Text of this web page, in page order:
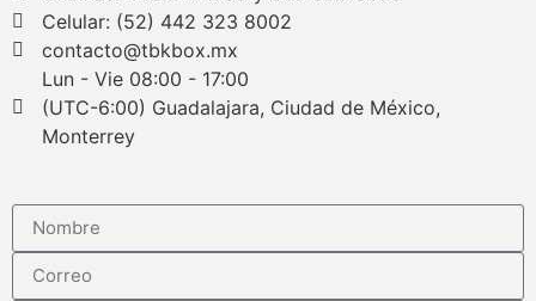
Celular: (52) 442 323 8002
contacto@tbkbox.mx
Lun - Vie 08:00 - 17:00
(UTC-6:00) Guadalajara, Ciudad de México,
Monterrey